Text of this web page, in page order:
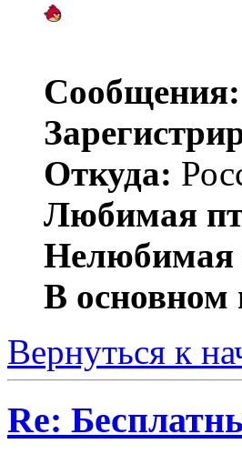
Сообщения:
Откуда:
Любимая
Нелюбимая
В основном
Вернуться к
Re: